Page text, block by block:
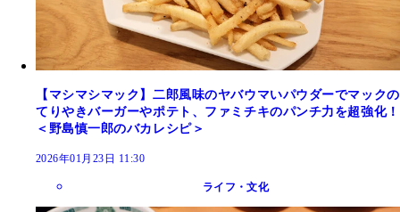
【マシマシマック】二郎風味のヤバウマいパウダーでマックの
てりやきバーガーやポテト、ファミチキのパンチ力を超強化！
＜野島慎一郎のバカレシピ＞
2026年01月23日 11:30
ライフ・文化